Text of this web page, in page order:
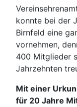
konnte bei der
Birnfeld eine
vornehmen,
400 Mitglieder
Jahrzehnten
Mit einer
für 20 Jahre